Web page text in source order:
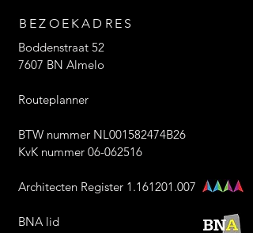
BEZOEKADRES
Boddenstraat 52
7607 BN Almelo
Routeplanner
BTW nummer NL001582474B26
KvK nummer 06-062516
Architecten Register 1.161201.007
BNA lid